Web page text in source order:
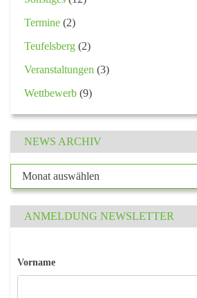
Termine (2)
Teufelsberg (2)
Veranstaltungen (3)
Wettbewerb (9)
NEWS ARCHIV
ANMELDUNG NEWSLETTER
Vorname